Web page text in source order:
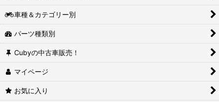
車種＆カテゴリー別
パーツ種類別
Cubyの中古車販売！
マイページ
お気に入り